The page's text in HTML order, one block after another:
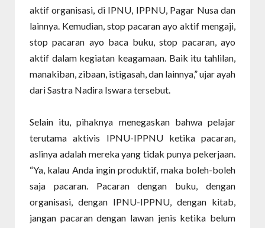
aktif organisasi, di IPNU, IPPNU, Pagar Nusa dan
lainnya. Kemudian, stop pacaran ayo aktif mengaji,
stop pacaran ayo baca buku, stop pacaran, ayo
aktif dalam kegiatan keagamaan. Baik itu tahlilan,
manakiban, zibaan, istigasah, dan lainnya,” ujar ayah
dari Sastra Nadira Iswara tersebut.
Selain itu, pihaknya menegaskan bahwa pelajar
terutama aktivis IPNU-IPPNU ketika pacaran,
aslinya adalah mereka yang tidak punya pekerjaan.
“Ya, kalau Anda ingin produktif, maka boleh-boleh
saja pacaran. Pacaran dengan buku, dengan
organisasi, dengan IPNU-IPPNU, dengan kitab,
jangan pacaran dengan lawan jenis ketika belum